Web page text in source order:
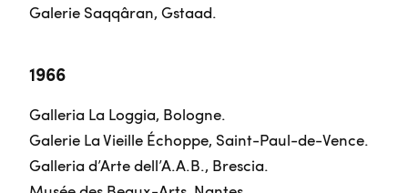
Galerie Saqqâran, Gstaad.
1966
Galleria La Loggia, Bologne.
Galerie La Vieille Échoppe, Saint-Paul-de-Vence.
Galleria d’Arte dell’A.A.B., Brescia.